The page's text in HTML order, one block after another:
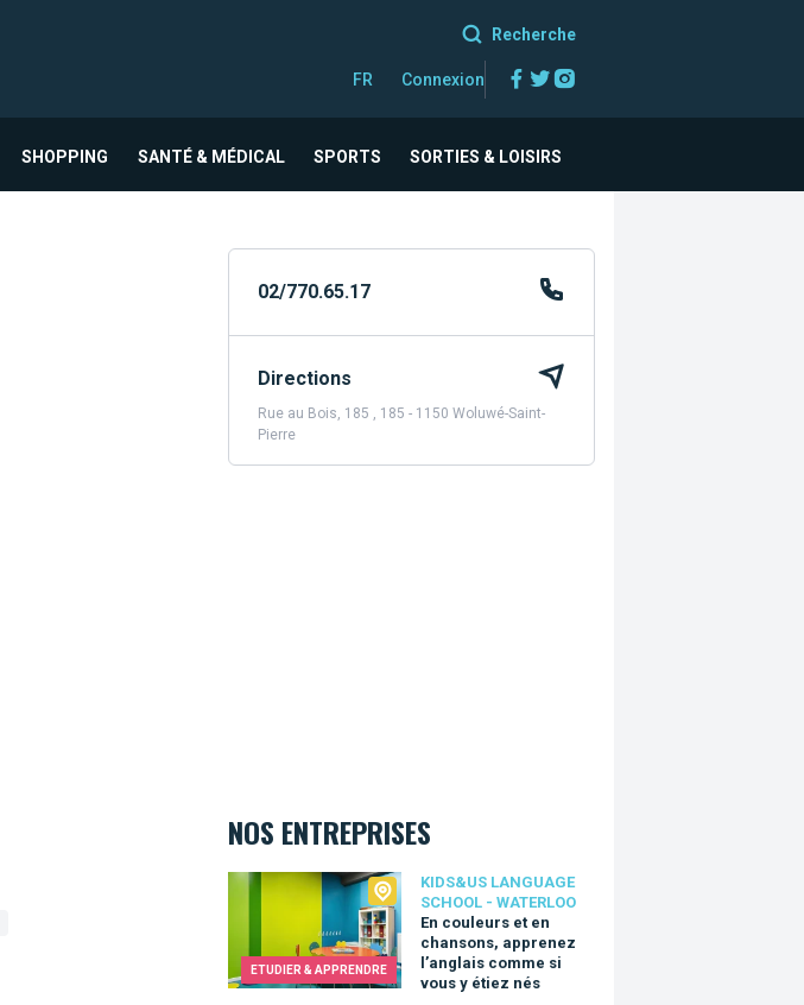
Recherche
FR Connexion Facebook
Twitter
SHOPPING SANTÉ & MÉDICAL SPORTS SORTIES & LOISIRS
02/770.65.17
Directions
Rue au Bois, 185 , 185 - 1150 Woluwé-Saint-
Pierre
NOS ENTREPRISES
ETUDIER & APPRENDRE
KIDS&US LANGUAGE
SCHOOL - WATERLOO
En couleurs et en
chansons, apprenez
l’anglais comme si
vous y étiez nés
Kids&Us language school - Waterloo